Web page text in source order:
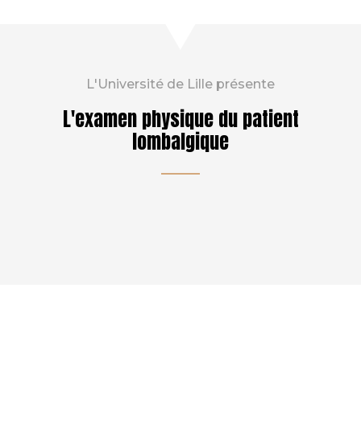
L'Université de Lille présente
L'examen physique du patient
lombalgique